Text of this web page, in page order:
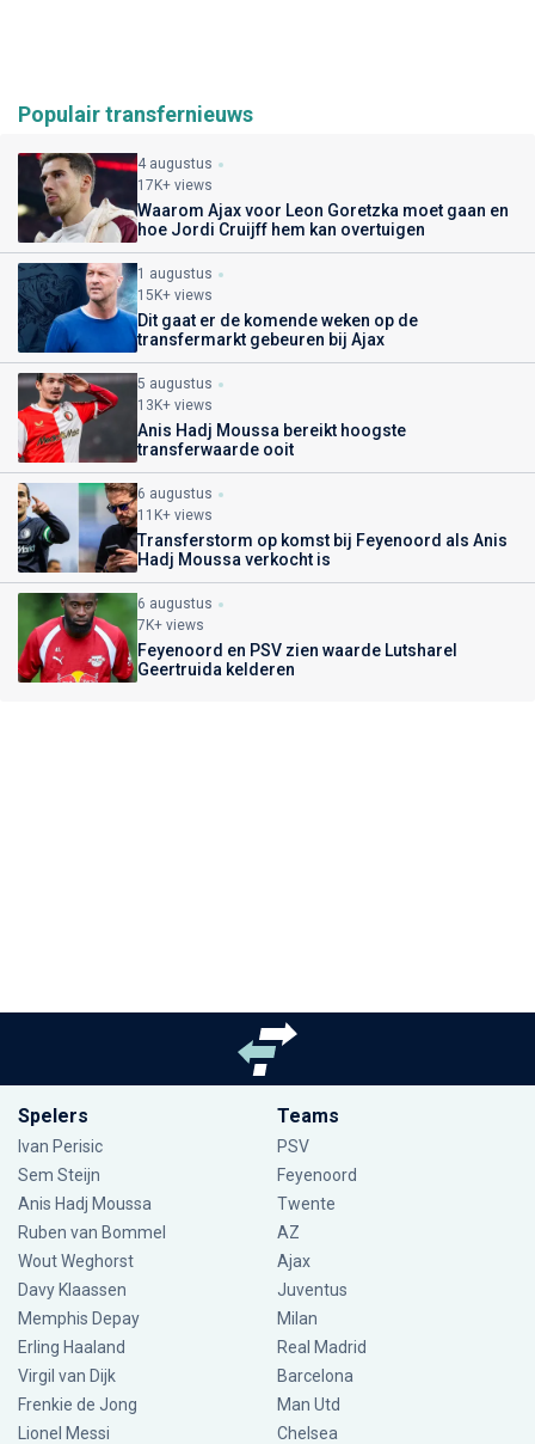
Populair transfernieuws
4 augustus
17K+ views
Waarom Ajax voor Leon Goretzka moet gaan en
hoe Jordi Cruijff hem kan overtuigen
1 augustus
15K+ views
Dit gaat er de komende weken op de
transfermarkt gebeuren bij Ajax
5 augustus
13K+ views
Anis Hadj Moussa bereikt hoogste
transferwaarde ooit
6 augustus
11K+ views
Transferstorm op komst bij Feyenoord als Anis
Hadj Moussa verkocht is
6 augustus
7K+ views
Feyenoord en PSV zien waarde Lutsharel
Geertruida kelderen
Spelers
Ivan Perisic
Sem Steijn
Anis Hadj Moussa
Ruben van Bommel
Wout Weghorst
Davy Klaassen
Memphis Depay
Erling Haaland
Virgil van Dijk
Frenkie de Jong
Lionel Messi
Teams
PSV
Feyenoord
Twente
AZ
Ajax
Juventus
Milan
Real Madrid
Barcelona
Man Utd
Chelsea